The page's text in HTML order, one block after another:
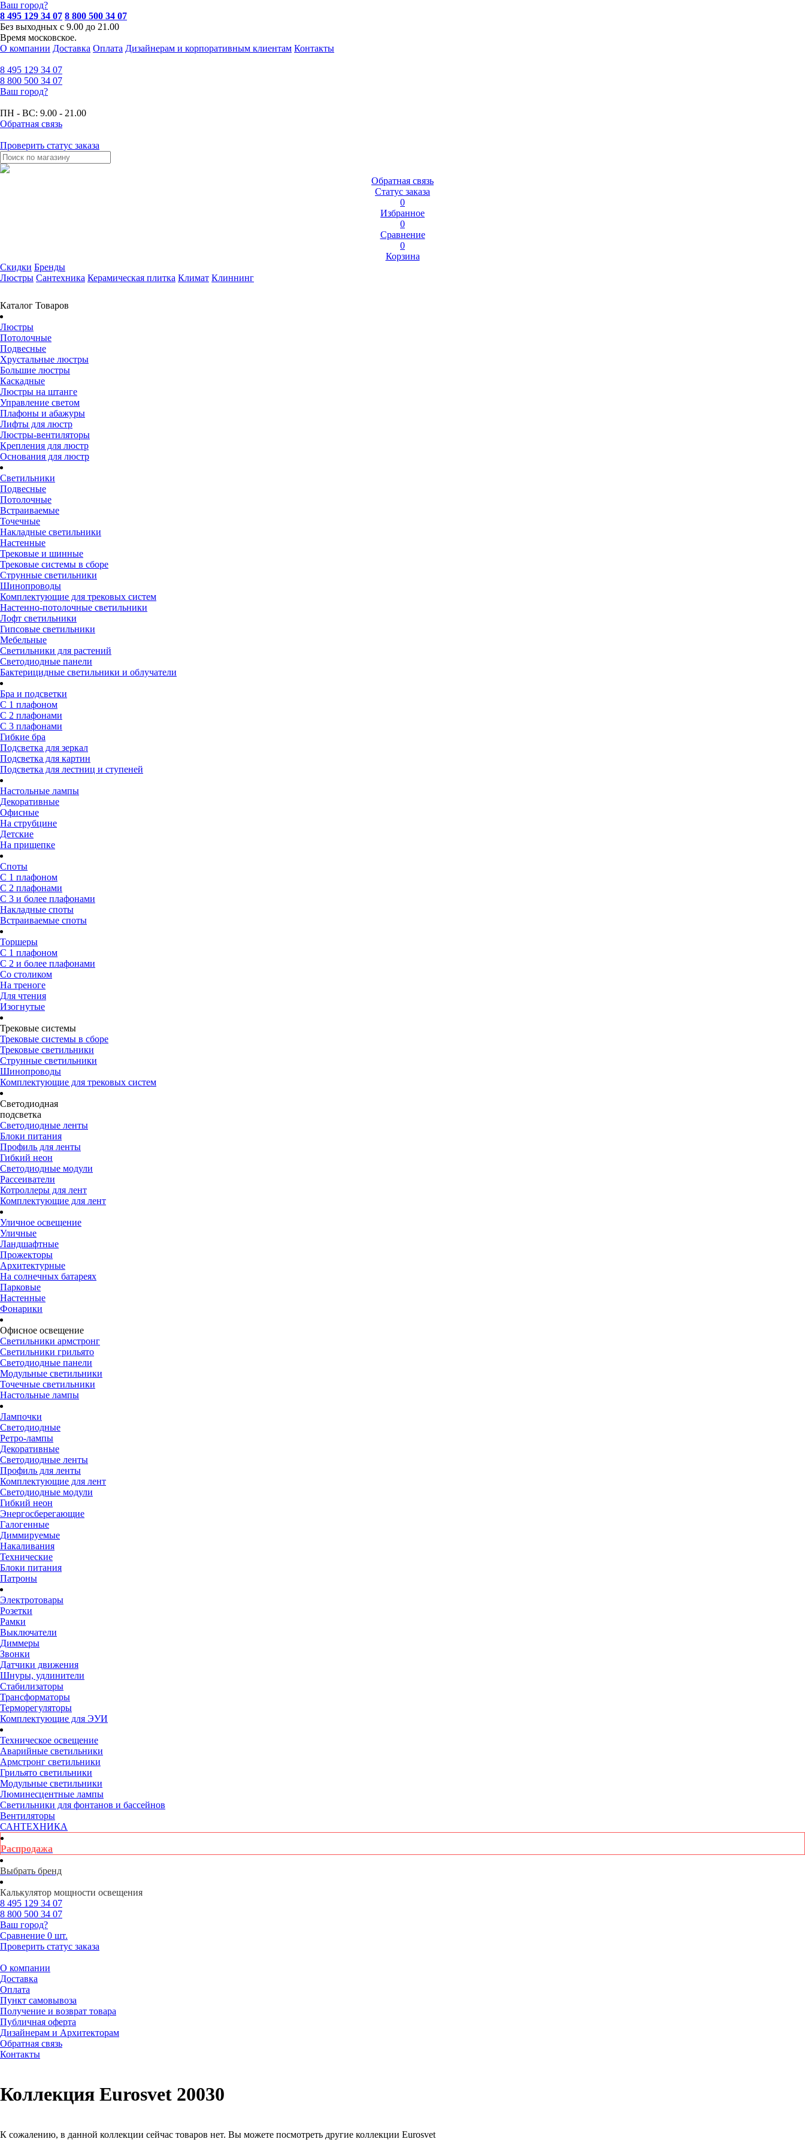
Ваш город?
8 495 129 34 07 8 800 500 34 07
Без выходных с 9.00 до 21.00
Время московское.
О компании Доставка Оплата Дизайнерам и корпоративным клиентам Контакты
8 495 129 34 07
8 800 500 34 07
Ваш город?
ПН - ВС: 9.00 - 21.00
Обратная связь
Проверить статус заказа
Обратная связь
Статус заказа
0
Избранное
0
Сравнение
0
Корзина
Скидки Бренды
Люстры Сантехника Керамическая плитка Климат Клиннинг
Каталог Товаров
Люстры
Потолочные
Подвесные
Хрустальные люстры
Большие люстры
Каскадные
Люстры на штанге
Управление светом
Плафоны и абажуры
Лифты для люстр
Люстры-вентиляторы
Крепления для люстр
Основания для люстр
Светильники
Подвесные
Потолочные
Встраиваемые
Точечные
Накладные светильники
Настенные
Трековые и шинные
Трековые системы в сборе
Струнные светильники
Шинопроводы
Комплектующие для трековых систем
Настенно-потолочные светильники
Лофт светильники
Гипсовые светильники
Мебельные
Светильники для растений
Светодиодные панели
Бактерицидные светильники и облучатели
Бра и подсветки
С 1 плафоном
С 2 плафонами
С 3 плафонами
Гибкие бра
Подсветка для зеркал
Подсветка для картин
Подсветка для лестниц и ступеней
Настольные лампы
Декоративные
Офисные
На струбцине
Детские
На прищепке
Споты
С 1 плафоном
С 2 плафонами
С 3 и более плафонами
Накладные споты
Встраиваемые споты
Торшеры
С 1 плафоном
С 2 и более плафонами
Со столиком
На треноге
Для чтения
Изогнутые
Трековые системы
Трековые системы в сборе
Трековые светильники
Струнные светильники
Шинопроводы
Комплектующие для трековых систем
Светодиодная
подсветка
Светодиодные ленты
Блоки питания
Профиль для ленты
Гибкий неон
Светодиодные модули
Рассеиватели
Котроллеры для лент
Комплектующие для лент
Уличное освещение
Уличные
Ландшафтные
Прожекторы
Архитектурные
На солнечных батареях
Парковые
Настенные
Фонарики
Офисное освещение
Светильники армстронг
Светильники грильято
Светодиодные панели
Модульные светильники
Точечные светильники
Настольные лампы
Лампочки
Светодиодные
Ретро-лампы
Декоративные
Светодиодные ленты
Профиль для ленты
Комплектующие для лент
Светодиодные модули
Гибкий неон
Энергосберегающие
Галогенные
Диммируемые
Накаливания
Технические
Блоки питания
Патроны
Электротовары
Розетки
Рамки
Выключатели
Диммеры
Звонки
Датчики движения
Шнуры, удлинители
Стабилизаторы
Трансформаторы
Терморегуляторы
Комплектующие для ЭУИ
Техническое освещение
Аварийные светильники
Армстронг светильники
Грильято светильники
Модульные светильники
Люминесцентные лампы
Светильники для фонтанов и бассейнов
Вентиляторы
САНТЕХНИКА
Распродажа
Выбрать бренд
Калькулятор мощности освещения
8 495 129 34 07
8 800 500 34 07
Ваш город?
Сравнение 0 шт.
Проверить статус заказа
О компании
Доставка
Оплата
Пункт самовывоза
Получение и возврат товара
Публичная оферта
Дизайнерам и Архитекторам
Обратная связь
Контакты
Коллекция Eurosvet 20030
К сожалению, в данной коллекции сейчас товаров нет. Вы можете посмотреть другие коллекции Eurosvet